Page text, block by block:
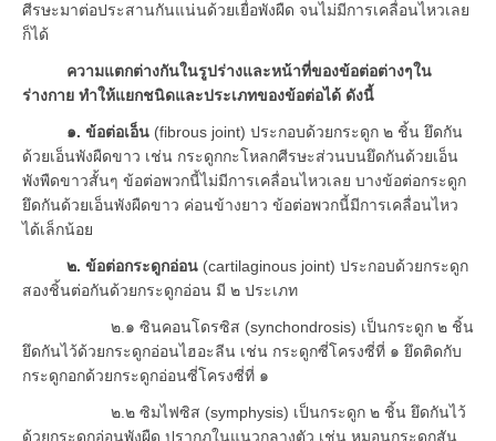
ศีรษะมาต่อประสานกันแน่นด้วยเยื่อพังผืด จนไม่มีการเคลื่อนไหวเลย
ก็ได้
ความแตกต่างกันในรูปร่างและหน้าที่ของข้อต่อต่างๆใน
ร่างกาย ทำให้แยกชนิดและประเภทของข้อต่อได้ ดังนี้
๑. ข้อต่อเอ็น (fibrous joint) ประกอบด้วยกระดูก ๒ ชิ้น ยึดกัน
ด้วยเอ็นพังผืดขาว เช่น กระดูกกะโหลกศีรษะส่วนบนยึดกันด้วยเอ็น
พังพืดขาวสั้นๆ ข้อต่อพวกนี้ไม่มีการเคลื่อนไหวเลย บางข้อต่อกระดูก
ยึดกันด้วยเอ็นพังผืดขาว ค่อนข้างยาว ข้อต่อพวกนี้มีการเคลื่อนไหว
ได้เล็กน้อย
๒. ข้อต่อกระดูกอ่อน (cartilaginous joint) ประกอบด้วยกระดูก
สองชิ้นต่อกันด้วยกระดูกอ่อน มี ๒ ประเภท
๒.๑ ซินคอนโดรซิส (synchondrosis) เป็นกระดูก ๒ ชิ้น
ยึดกันไว้ด้วยกระดูกอ่อนไฮอะลีน เช่น กระดูกซี่โครงซี่ที่ ๑ ยึดติดกับ
กระดูกอกด้วยกระดูกอ่อนซี่โครงซี่ที่ ๑
๒.๒ ซิมไฟซิส (symphysis) เป็นกระดูก ๒ ชิ้น ยึดกันไว้
ด้วยกระดูกอ่อนพังผืด ปรากฏในแนวกลางตัว เช่น หมอนกระดูกสัน